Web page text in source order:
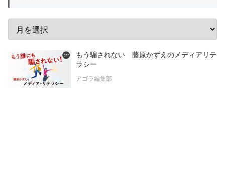
もう騙されない 藤原かずえのメディアリテ
ラシー
アゴラ編集部